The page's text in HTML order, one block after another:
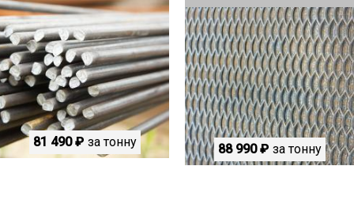
81 490 ₽ за тонну 88 990 ₽ за тонну